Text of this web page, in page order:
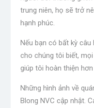
trung niên, họ sẽ trở
hạnh phúc.
Nếu bạn có bất kỳ
cho chúng tôi biết,
giúp tôi hoàn thiện
Những hình ảnh về
Blong NVC cập nhật.